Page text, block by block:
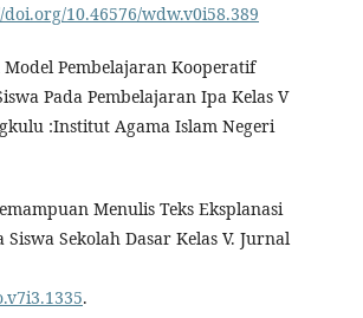
10.46576/wdw.v0i58.389
Pembelajaran Kooperatif
Pada Pembelajaran Ipa Kelas V
:Institut Agama Islam Negeri
Menulis Teks Eksplanasi
Sekolah Dasar Kelas V. Jurnal
.